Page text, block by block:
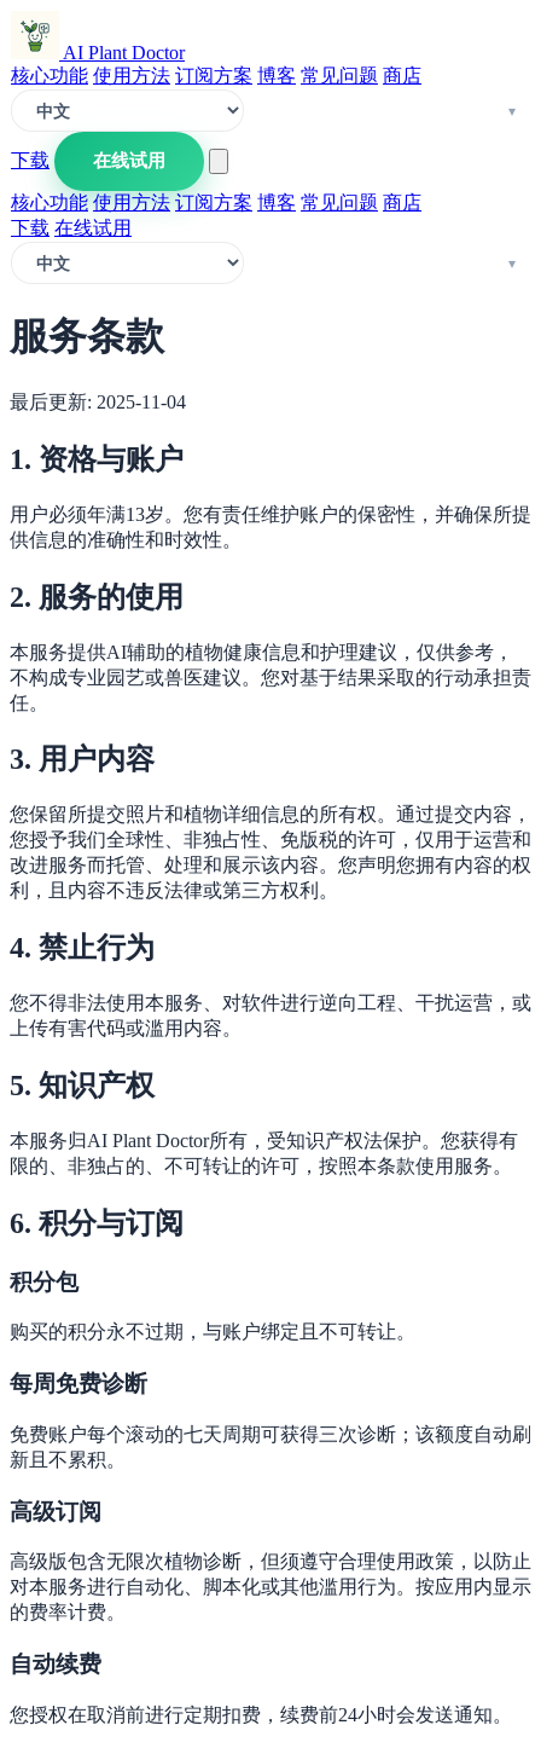
AI Plant Doctor
核心功能 使用方法 订阅方案 博客 常见问题 商店
下载 在线试用
核心功能 使用方法 订阅方案 博客 常见问题 商店
下载 在线试用
服务条款
最后更新: 2025-11-04
1. 资格与账户
用户必须年满13岁。您有责任维护账户的保密性，并确保所提
供信息的准确性和时效性。
2. 服务的使用
本服务提供AI辅助的植物健康信息和护理建议，仅供参考，
不构成专业园艺或兽医建议。您对基于结果采取的行动承担责
任。
3. 用户内容
您保留所提交照片和植物详细信息的所有权。通过提交内容，
您授予我们全球性、非独占性、免版税的许可，仅用于运营和
改进服务而托管、处理和展示该内容。您声明您拥有内容的权
利，且内容不违反法律或第三方权利。
4. 禁止行为
您不得非法使用本服务、对软件进行逆向工程、干扰运营，或
上传有害代码或滥用内容。
5. 知识产权
本服务归AI Plant Doctor所有，受知识产权法保护。您获得有
限的、非独占的、不可转让的许可，按照本条款使用服务。
6. 积分与订阅
积分包
购买的积分永不过期，与账户绑定且不可转让。
每周免费诊断
免费账户每个滚动的七天周期可获得三次诊断；该额度自动刷
新且不累积。
高级订阅
高级版包含无限次植物诊断，但须遵守合理使用政策，以防止
对本服务进行自动化、脚本化或其他滥用行为。按应用内显示
的费率计费。
自动续费
您授权在取消前进行定期扣费，续费前24小时会发送通知。